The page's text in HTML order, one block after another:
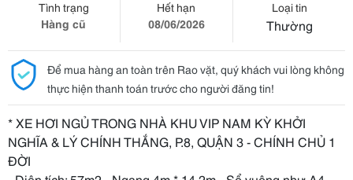
Tình trạng
Hàng cũ
Hết hạn
08/06/2026
Loại tin
Thường
Để mua hàng an toàn trên Rao vặt, quý khách vui lòng không
thực hiện thanh toán trước cho người đăng tin!
* XE HƠI NGỦ TRONG NHÀ KHU VIP NAM KỲ KHỞI
NGHĨA & LÝ CHÍNH THẮNG, P.8, QUẬN 3 - CHÍNH CHỦ 1
ĐỜI